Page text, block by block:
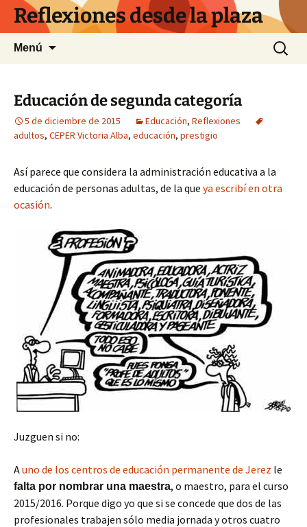
Saltar
contenido
Reflexiones desde la plaza
Menú Buscar:
Educación de segunda categoría
5 de diciembre de 2015 Educación, Reflexiones
adultos, CEPER Victoria Alba, educación, prestigio
Así parece que considera la administración educativa a la
educación de personas adultas, de la que ya escribí en otra
ocasión.
Juzguen si no:
Auno de los centros de educación permanente de Jerez le
falta por nombrar una maestra, o maestro, para el curso
2015/2016. Porque digo yo que si se concede que dos de las
profesionales trabajen sólo media jornada y otros cuatro